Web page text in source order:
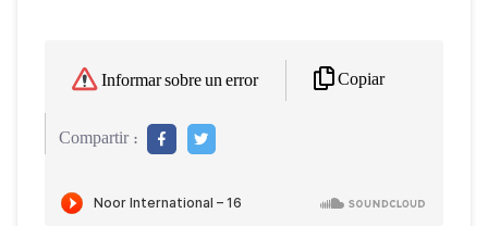
Informar sobre un error Copiar
Compartir :